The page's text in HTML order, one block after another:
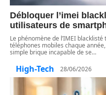
Débloquer l’imei
utilisateurs de
Le phénomène de l’IMEI
téléphones mobiles chaque
simple brique incapable de se…
High-Tech 28/06/2026